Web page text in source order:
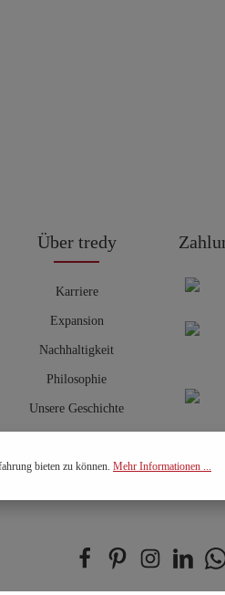
Über tredy
Karriere
Expansion
Nachhaltigkeit
Philosophie
Unsere Geschichte
bieten zu können. Mehr Informationen ...